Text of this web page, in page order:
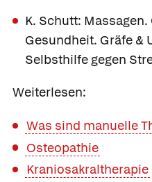
K. Schutt: Massagen.
Gesundheit. Gräfe &
Selbsthilfe gegen
Weiterlesen:
Was sind manuelle
Osteopathie
Kraniosakraltherapie